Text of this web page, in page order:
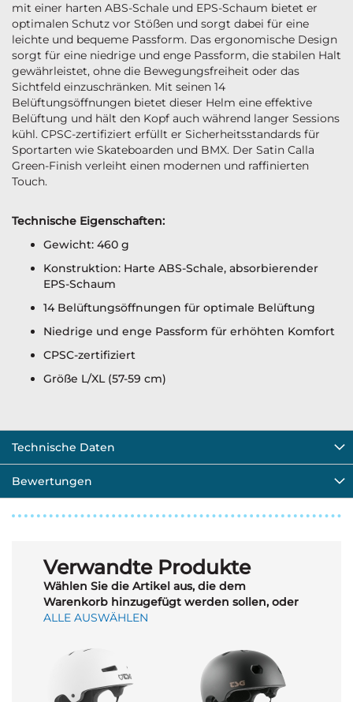
mit einer harten ABS-Schale und EPS-Schaum bietet er
optimalen Schutz vor Stößen und sorgt dabei für eine
leichte und bequeme Passform. Das ergonomische Design
sorgt für eine niedrige und enge Passform, die stabilen Halt
gewährleistet, ohne die Bewegungsfreiheit oder das
Sichtfeld einzuschränken. Mit seinen 14
Belüftungsöffnungen bietet dieser Helm eine effektive
Belüftung und hält den Kopf auch während langer Sessions
kühl. CPSC-zertifiziert erfüllt er Sicherheitsstandards für
Sportarten wie Skateboarden und BMX. Der Satin Calla
Green-Finish verleiht einen modernen und raffinierten
Touch.
Technische Eigenschaften:
Gewicht: 460 g
Konstruktion: Harte ABS-Schale, absorbierender
EPS-Schaum
14 Belüftungsöffnungen für optimale Belüftung
Niedrige und enge Passform für erhöhten Komfort
CPSC-zertifiziert
Größe L/XL (57-59 cm)
Technische Daten
Bewertungen
Verwandte Produkte
Wählen Sie die Artikel aus, die dem
Warenkorb hinzugefügt werden sollen, oder
ALLE AUSWÄHLEN